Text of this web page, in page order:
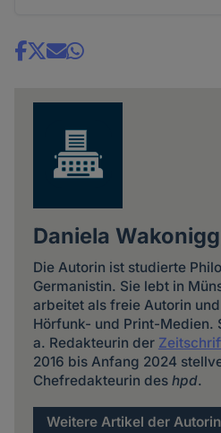
Share
Daniela Wakonigg
Die Autorin ist studierte
Germanistin. Sie lebt in
arbeitet als freie Autorin
Hörfunk- und Print-Medien.
a. Redakteurin der
2016 bis Anfang 2024
Chefredakteurin des hpd.
Weitere Artikel der Autorin